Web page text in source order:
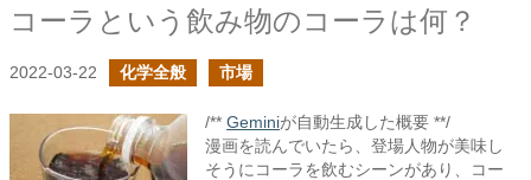
コーラという飲み物のコーラは何？
2022-03-22 化学全般 市場
/** Geminiが自動生成した概要 **/
漫画を読んでいたら、登場人物が美味し
そうにコーラを飲むシーンがあり、コー